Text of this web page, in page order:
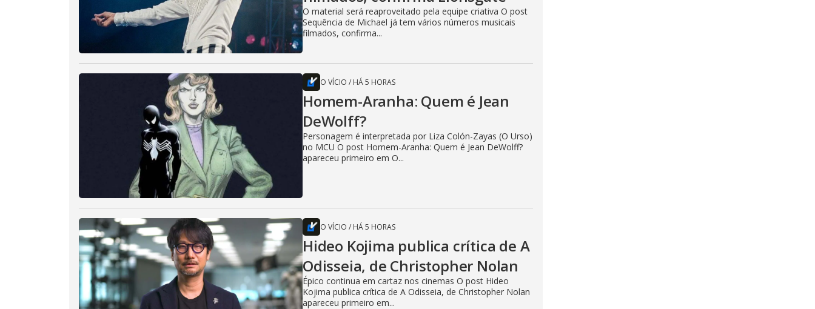
O material será reaproveitado pela equipe criativa O post
Sequência de Michael já tem vários números musicais
filmados, confirma...
O VÍCIO / HÁ 5 HORAS
Homem-Aranha: Quem é Jean
DeWolff?
Personagem é interpretada por Liza Colón-Zayas (O Urso)
no MCU O post Homem-Aranha: Quem é Jean DeWolff?
apareceu primeiro em O...
O VÍCIO / HÁ 5 HORAS
Hideo Kojima publica crítica de A
Odisseia, de Christopher Nolan
Épico continua em cartaz nos cinemas O post Hideo
Kojima publica crítica de A Odisseia, de Christopher Nolan
apareceu primeiro em...